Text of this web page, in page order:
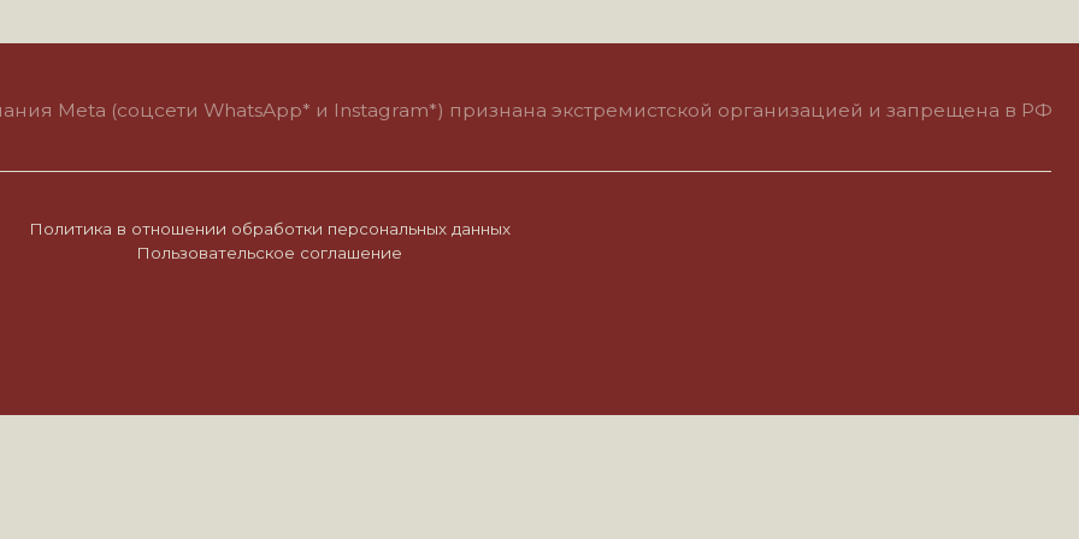
Пользовательское соглашение
(соцсети WhatsApp* и Instagram*) признана экстремистской организацией и запрещена в РФ